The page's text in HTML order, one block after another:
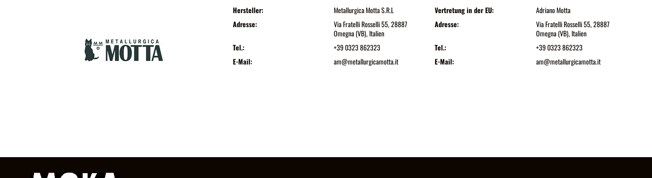
Hersteller:
Metallurgica Motta S.R.L
Adresse:
Via Fratelli Rosselli 55, 28887
Omegna (VB), Italien
Tel.:
+39 0323 862323
E-Mail:
am@metallurgicamotta.it
Vertretung in der EU:
Adriano Motta
Adresse:
Via Fratelli Rosselli 55, 28887
Omegna (VB), Italien
Tel.:
+39 0323 862323
E-Mail:
am@metallurgicamotta.it